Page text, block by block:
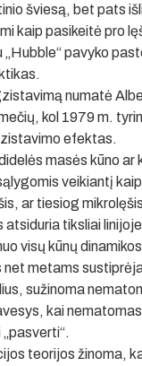
šviesą, bet pats
kaip pasikeitė pro
„Hubble“ pavyko
numatė
kol 1979 m.
efektas.
masės kūno
veikiantį
ar tiesiog
atsiduria tiksliai
visų kūnų
metams
sužinoma
kai
teorijos žinoma,